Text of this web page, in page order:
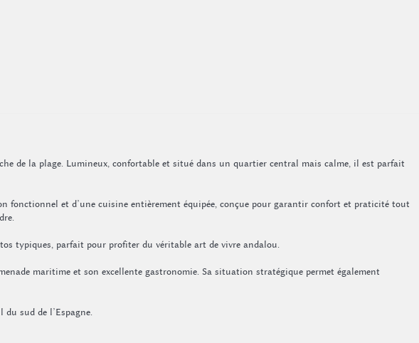
de la plage. Lumineux, confortable et situé dans un quartier central mais calme, il est parfait
fonctionnel et d’une cuisine entièrement équipée, conçue pour garantir confort et praticité tout
typiques, parfait pour profiter du véritable art de vivre andalou.
maritime et son excellente gastronomie. Sa situation stratégique permet également
sud de l’Espagne.